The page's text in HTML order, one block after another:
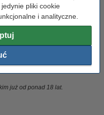
pliki cookie
i analityczne.
już od ponad 18 lat.